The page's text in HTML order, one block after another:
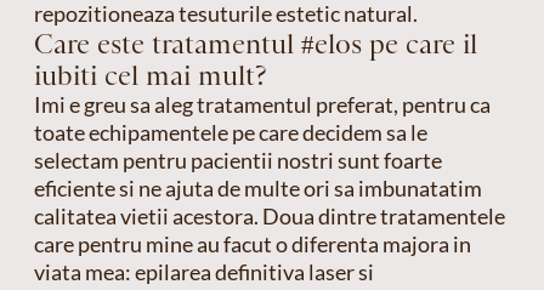
repozitioneaza tesuturile estetic natural.
Care este tratamentul #elos pe care il
iubiti cel mai mult?
Imi e greu sa aleg tratamentul preferat, pentru ca
toate echipamentele pe care decidem sa le
selectam pentru pacientii nostri sunt foarte
eficiente si ne ajuta de multe ori sa imbunatatim
calitatea vietii acestora. Doua dintre tratamentele
care pentru mine au facut o diferenta majora in
viata mea: epilarea definitiva laser si